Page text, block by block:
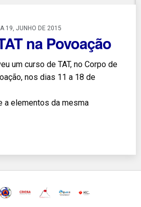
19, JUNHO DE 2015
na Povoação
um curso de TAT, no Corpo de
nos dias 11 a 18 de
a elementos da mesma